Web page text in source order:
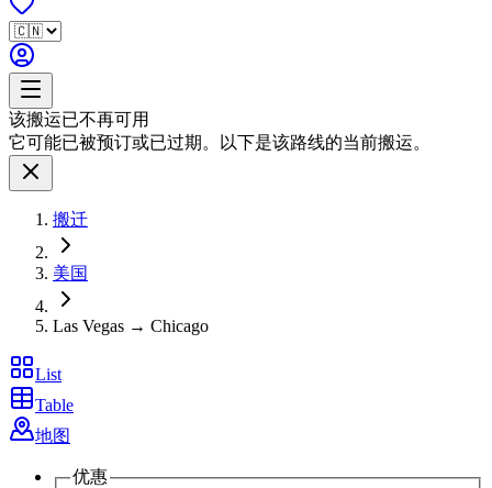
该搬运已不再可用
它可能已被预订或已过期。以下是该路线的当前搬运。
搬迁
美国
Las Vegas → Chicago
List
Table
地图
优惠